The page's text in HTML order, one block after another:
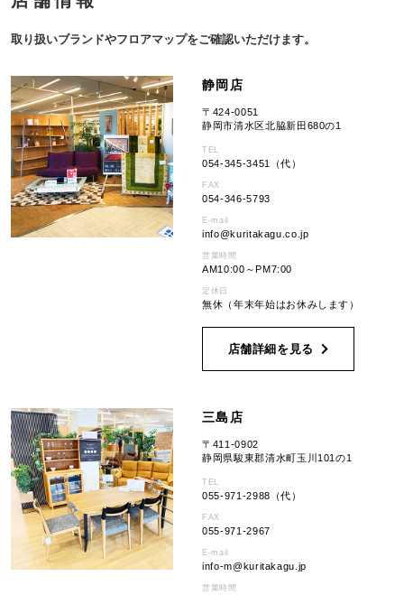
取り扱いブランドやフロアマップをご確認いただけます。
静岡店
〒424-0051
静岡市清水区北脇新田680の1
TEL
054-345-3451（代）
FAX
054-346-5793
E-mail
info kuritakagu.co.jp
営業時間
AM10:00～PM7:00
定休日
無休（年末年始はお休みします）
店舗詳細を見る
三島店
〒411-0902
静岡県駿東郡清水町玉川101の1
TEL
055-971-2988（代）
FAX
055-971-2967
E-mail
info-m kuritakagu.jp
営業時間